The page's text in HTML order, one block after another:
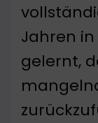
Jahren
gelernt,